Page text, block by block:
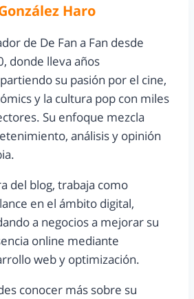
Haro
de De Fan a Fan desde
donde lleva años
su pasión por el cine,
y la cultura pop con miles
Su enfoque mezcla
análisis y opinión
del blog, trabaja como
en el ámbito digital,
a negocios a mejorar su
online mediante
web y optimización.
conocer más sobre su